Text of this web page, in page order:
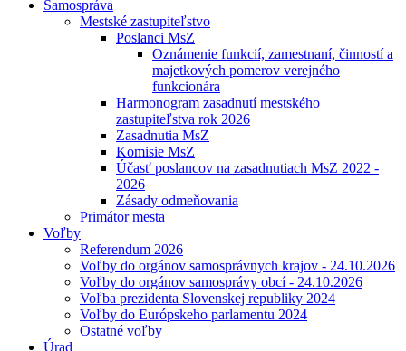
Samospráva
Mestské zastupiteľstvo
Poslanci MsZ
Oznámenie funkcií, zamestnaní, činností a
majetkových pomerov verejného
funkcionára
Harmonogram zasadnutí mestského
zastupiteľstva rok 2026
Zasadnutia MsZ
Komisie MsZ
Účasť poslancov na zasadnutiach MsZ 2022 -
2026
Zásady odmeňovania
Primátor mesta
Voľby
Referendum 2026
Voľby do orgánov samosprávnych krajov - 24.10.2026
Voľby do orgánov samosprávy obcí - 24.10.2026
Voľba prezidenta Slovenskej republiky 2024
Voľby do Európskeho parlamentu 2024
Ostatné voľby
Úrad